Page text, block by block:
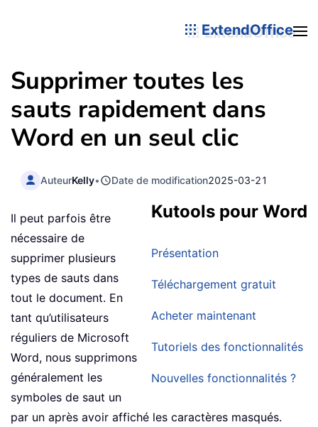
ExtendOffice
Supprimer toutes les
sauts rapidement dans
Word en un seul clic
AuteurKelly• Date de modification2025-03-21
Kutools pour Word
Présentation
Téléchargement gratuit
Acheter maintenant
Tutoriels des fonctionnalités
Nouvelles fonctionnalités ?
Il peut parfois être
nécessaire de
supprimer plusieurs
types de sauts dans
tout le document. En
tant qu’utilisateurs
réguliers de Microsoft
Word, nous supprimons
généralement les
symboles de saut un
par un après avoir affiché les caractères masqués.